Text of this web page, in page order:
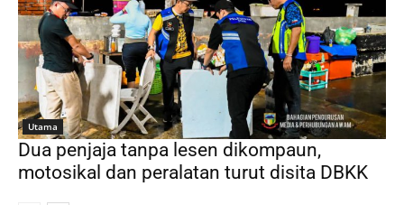
Utama
Dua penjaja tanpa lesen dikompaun,
motosikal dan peralatan turut disita DBKK